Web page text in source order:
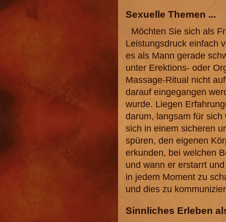
Sexuelle Themen ...
Möchten Sie sich als
Leistungsdruck einfach
es als Mann gerade
unter Erektions- oder
Massage-Ritual nicht
darauf eingegangen
wurde. Liegen
darum, langsam für
sich in einem sicheren
spüren, den eigenen
erkunden, bei welchen
und wann er erstarrt
in jedem Moment zu
und dies zu
Sinnliches Erleben